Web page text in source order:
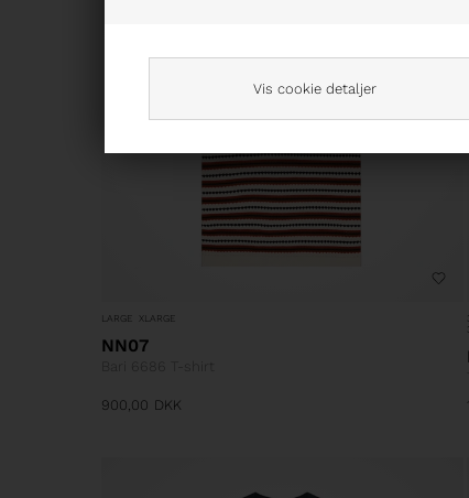
Vis cookie detaljer
LARGE XLARGE
NN07
900,00 DKK